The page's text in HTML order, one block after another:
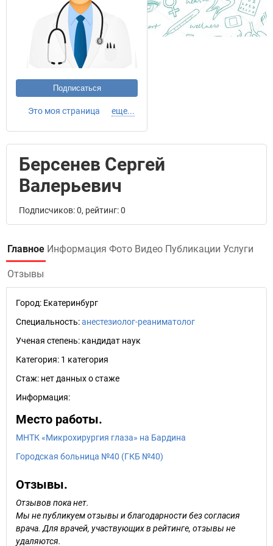
Подписаться
Это моя страница еще...
Берсенев Сергей
Валерьевич
Подписчиков: 0, рейтинг: 0
Главное Информация Фото Видео Публикации Услуги
Отзывы
Город: Екатеринбург
Специальность:анестезиолог-реаниматолог
Ученая степень: кандидат наук
Категория: 1 категория
Стаж: нет данных о стаже
Информация:
Место работы.
МНТК «Микрохирургия глаза» на Бардина
Городская больница №40 (ГКБ №40)
Отзывы.
Отзывов пока нет.
Мы не публикуем отзывы и благодарности без согласия
врача. Для врачей, участвующих в рейтинге, отзывы не
удаляются.